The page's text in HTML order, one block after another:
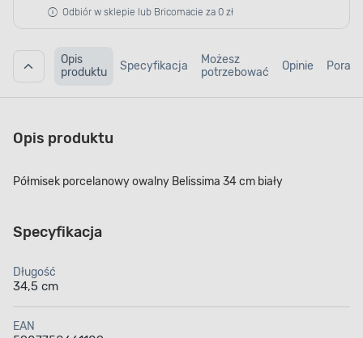
Odbiór w sklepie lub Bricomacie za 0 zł
Opis
produktu
Specyfikacja
Możesz
potrzebować
Opinie Porady
Opis produktu
Półmisek porcelanowy owalny Belissima 34 cm biały
Specyfikacja
Długość
34,5 cm
EAN